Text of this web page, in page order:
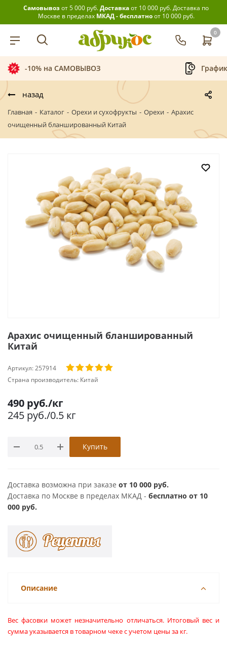
Самовывозот 5 000 руб.Доставкаот 10 000 руб.Доставка по
Москве в пределах МКАД - бесплатноот 10 000 руб.
0
График приёма заказов
назад
Главная - Каталог - Орехи и сухофрукты - Орехи - Арахис
очищенный бланшированный Китай
Арахис очищенный бланшированный
Китай
Артикул:257914
Страна производитель: Китай
490 руб./кг
245 руб./0.5 кг
Купить
Доставка возможна при заказе от 10 000 руб.
Доставка по Москве в пределах МКАД - бесплатно от 10
000 руб.
Описание
Вес фасовки может незначительно отличаться. Итоговый вес и
сумма указывается в товарном чеке с учетом цены за кг.